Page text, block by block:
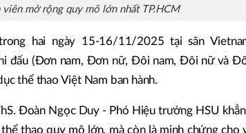
viên mở rộng quy mô lớn nhất TP.HCM
hai ngày 15-16/11/2025 tại sân
đấu (Đơn nam, Đơn nữ, Đôi nam, Đôi nữ và
thể thao Việt Nam ban hành.
Đoàn Ngọc Duy - Phó Hiệu trưởng HSU
thao quy mô lớn, mà còn là minh chứng cho